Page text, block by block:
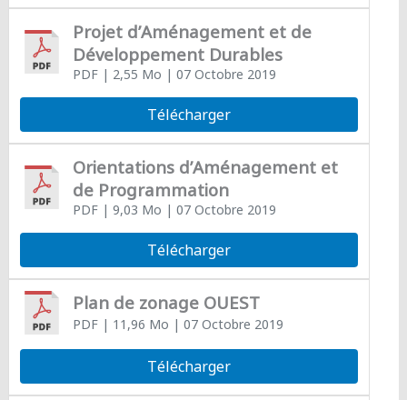
Projet d’Aménagement et de
Développement Durables
PDF| 2,55 Mo | 07 Octobre 2019
Télécharger
Orientations d’Aménagement et
de Programmation
PDF| 9,03 Mo | 07 Octobre 2019
Télécharger
Plan de zonage OUEST
PDF| 11,96 Mo | 07 Octobre 2019
Télécharger